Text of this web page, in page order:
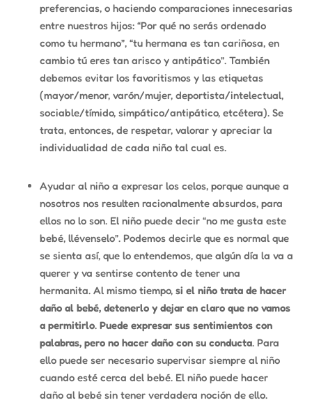
preferencias, o haciendo comparacionesinnecesarias
entre nuestros hijos: “Por qué no serás ordenado
como tu hermano”, “tu hermana es tan cariñosa, en
cambio tú eres tan arisco y antipático”. También
debemos evitar los favoritismos y las etiquetas
(mayor/menor, varón/mujer, deportista/intelectual,
sociable/tímido, simpático/antipático, etcétera). Se
trata, entonces, de respetar, valorar y apreciar la
individualidad de cada niño tal cual es.
Ayudar al niño a expresar los celos, porque aunque a
nosotros nos resulten racionalmente absurdos, para
ellos no lo son. El niño puede decir “no me gusta este
bebé, llévenselo”. Podemos decirle que es normal que
se sienta así, que lo entendemos, que algún día la va a
querer y va sentirse contento de tener una
hermanita. Al mismo tiempo, si el niño trata de hacer
daño al bebé, detenerlo y dejar en claro que no vamos
a permitirlo. Puede expresar sus sentimientos con
palabras, pero no hacer daño con su conducta. Para
ello puede ser necesario supervisar siempre al niño
cuando esté cerca del bebé. El niño puede hacer
daño al bebé sin tener verdadera noción de ello.